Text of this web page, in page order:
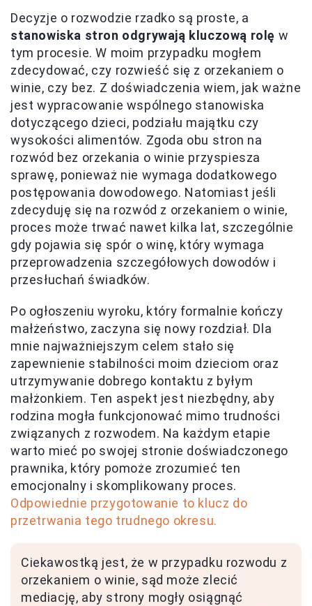
Decyzje o rozwodzie rzadko są proste, a
stanowiska stron odgrywają kluczową rolę w
tym procesie. W moim przypadku mogłem
zdecydować, czy rozwieść się z orzekaniem o
winie, czy bez. Z doświadczenia wiem, jak ważne
jest wypracowanie wspólnego stanowiska
dotyczącego dzieci, podziału majątku czy
wysokości alimentów. Zgoda obu stron na
rozwód bez orzekania o winie przyspiesza
sprawę, ponieważ nie wymaga dodatkowego
postępowania dowodowego. Natomiast jeśli
zdecyduję się na rozwód z orzekaniem o winie,
proces może trwać nawet kilka lat, szczególnie
gdy pojawia się spór o winę, który wymaga
przeprowadzenia szczegółowych dowodów i
przesłuchań świadków.
Po ogłoszeniu wyroku, który formalnie kończy
małżeństwo, zaczyna się nowy rozdział. Dla
mnie najważniejszym celem stało się
zapewnienie stabilności moim dzieciom oraz
utrzymywanie dobrego kontaktu z byłym
małżonkiem. Ten aspekt jest niezbędny, aby
rodzina mogła funkcjonować mimo trudności
związanych z rozwodem. Na każdym etapie
warto mieć po swojej stronie doświadczonego
prawnika, który pomoże zrozumieć ten
emocjonalny i skomplikowany proces.
Odpowiednie przygotowanie to klucz do
przetrwania tego trudnego okresu.
Ciekawostką jest, że w przypadku rozwodu z
orzekaniem o winie, sąd może zlecić
mediację, aby strony mogły osiągnąć